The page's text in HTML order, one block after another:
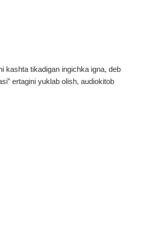
kashta tikadigan ingichka igna, deb
ertagini yuklab olish, audiokitob